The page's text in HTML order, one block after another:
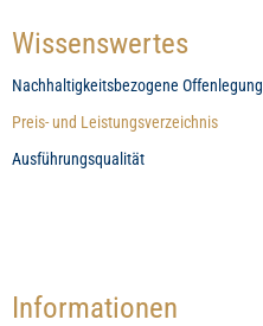
Wissenswertes
Nachhaltigkeitsbezogene Offenlegung
Preis- und Leistungsverzeichnis
Ausführungsqualität
Informationen